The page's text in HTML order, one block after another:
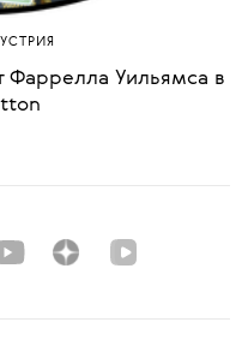
Фаррелла Уильямса в